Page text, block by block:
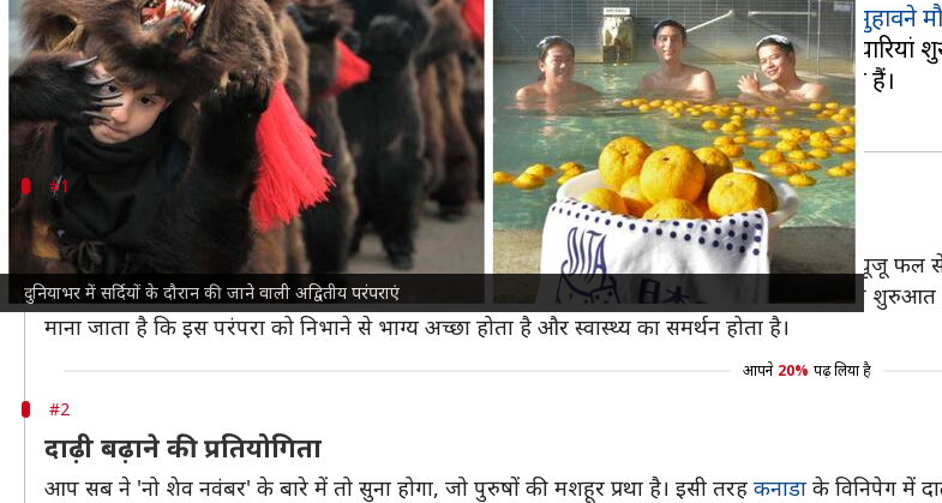
दुनियाभर में सर्दियों के दौरान की जाने वाली अद्वितीय परंपराएं
नवंबर के महीने से ठंडी-ठंडी हवाएं चलने लगती हैं और दिन छोटे होने शुरू हो जाते हैं। येसर्दियों के सुहावने
सर्दियों के दौरान लोग ऊनी कपड़े पहनकर चाय की चुस्कियां लेना पसंद करते हैं औरक्रिसमसकी तैयारियां
हालांकि, काफी कम लोग जानते हैं कि इस मौसम में दुनियाभर में कई अद्वितीय परंपराएं निभाई जाती हैं।
#1
यूजू फल के पानी में नहाना
सर्दियों के दौरान त्वचा शुष्क हो जाती है, जिसे अधिक देखभल की जरूरत होती है। ऐसे मेंजापानके लोग यूजू फल से
यह एक तरह का खट्टा फल है, जो नींबू और चकोतरे जैसा दिखता है। यह अनोखी प्रथा 1700 के दशक की
माना जाता है कि इस परंपरा को निभाने से भाग्य अच्छा होता है और स्वास्थ्य का समर्थन होता है।
आपने 20% पढ़ लिया है
#2
दाढ़ी बढ़ाने की प्रतियोगिता
आप सब ने 'नो शेव नवंबर' के बारे में तो सुना होगा, जो पुरुषों की मशहूर प्रथा है। इसी तरह कनाडा के विनिपेग में